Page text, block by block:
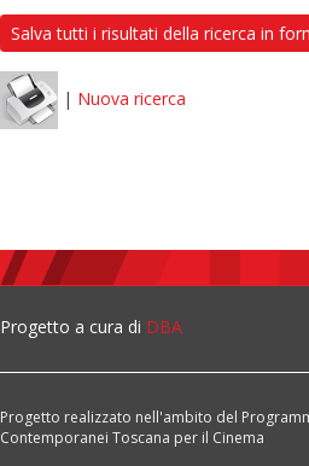
Salva tutti i risultati della ricerca in
| Nuova ricerca
Progetto a cura di DBA
Progetto realizzato nell'ambito del
Contemporanei Toscana per il Cinema